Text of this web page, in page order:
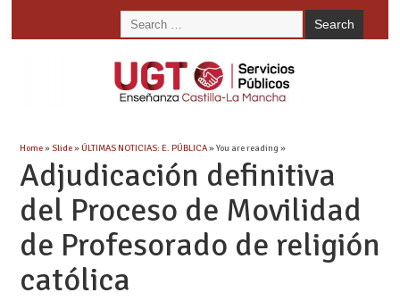
Home»Slide»ÚLTIMAS NOTICIAS: E. PÚBLICA» You are reading »
Adjudicación definitiva
del Proceso de Movilidad
de Profesorado de religión
católica